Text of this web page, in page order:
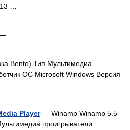
…
…
Bento) Тип Мультимедиа
ОС Microsoft Windows Версия
Player— Winamp Winamp 5.5
проигрыватели